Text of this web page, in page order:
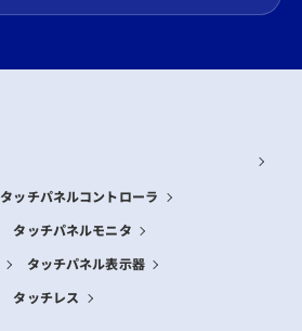
タッチパネルコントローラ
タッチパネルモニタ
タッチパネル表示器
タッチレス